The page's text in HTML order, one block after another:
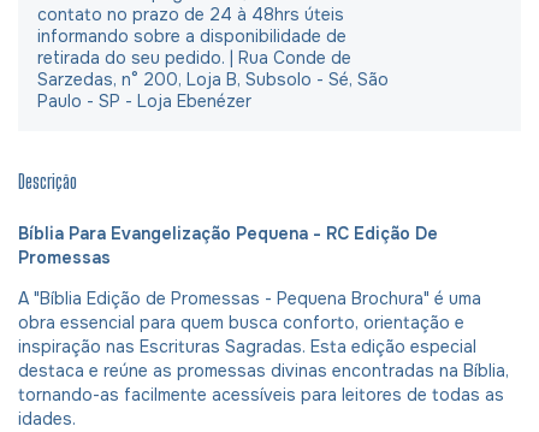
contato no prazo de 24 à 48hrs úteis
informando sobre a disponibilidade de
retirada do seu pedido. | Rua Conde de
Sarzedas, n° 200, Loja B, Subsolo - Sé, São
Paulo - SP - Loja Ebenézer
Descrição
Bíblia Para Evangelização Pequena - RC Edição De
Promessas​
A "Bíblia Edição de Promessas - Pequena Brochura" é uma
obra essencial para quem busca conforto, orientação e
inspiração nas Escrituras Sagradas. Esta edição especial
destaca e reúne as promessas divinas encontradas na Bíblia,
tornando-as facilmente acessíveis para leitores de todas as
idades.